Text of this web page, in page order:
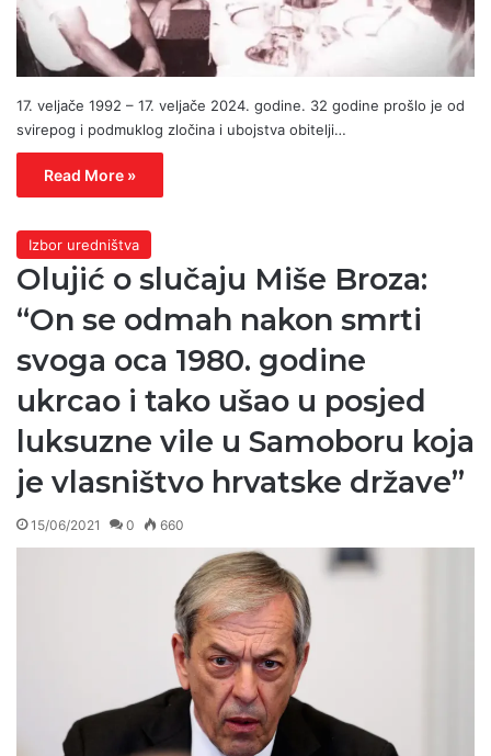
17. veljače 1992 – 17. veljače 2024. godine. 32 godine prošlo je od
svirepog i podmuklog zločina i ubojstva obitelji…
Read More »
Izbor uredništva
Olujić o slučaju Miše Broza:
“On se odmah nakon smrti
svoga oca 1980. godine
ukrcao i tako ušao u posjed
luksuzne vile u Samoboru koja
je vlasništvo hrvatske države”
15/06/2021 0 660